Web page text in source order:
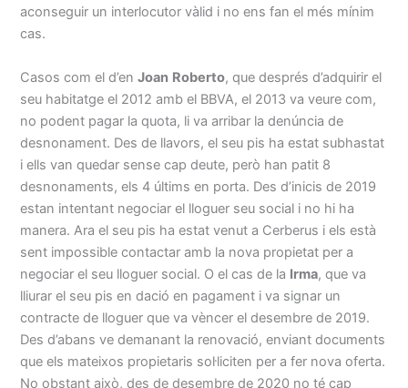
aconseguir un interlocutor vàlid i no ens fan el més mínim
cas.
Casos com el d’enJoan Roberto, que després d’adquirir el
seu habitatge el 2012 amb el BBVA, el 2013 va veure com,
no podent pagar la quota, li va arribar la denúncia de
desnonament. Des de llavors, el seu pis ha estat subhastat
i ells van quedar sense cap deute, però han patit 8
desnonaments, els 4 últims en porta. Des d’inicis de 2019
estan intentant negociar el lloguer seu social i no hi ha
manera. Ara el seu pis ha estat venut a Cerberus i els està
sent impossible contactar amb la nova propietat per a
negociar el seu lloguer social. O el cas de la Irma, que va
lliurar el seu pis en dació en pagament i va signar un
contracte de lloguer que va vèncer el desembre de 2019.
Des d’abans ve demanant la renovació, enviant documents
que els mateixos propietaris sol·liciten per a fer nova oferta.
No obstant això, des de desembre de 2020 no té cap